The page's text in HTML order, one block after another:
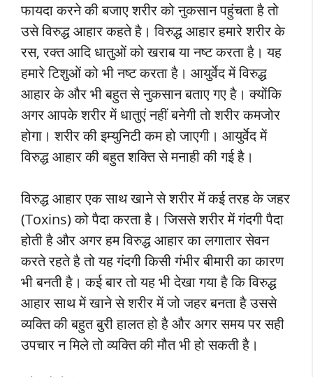
फायदा करने की बजाए शरीर को नुकसान पहुंचता है तो
उसे विरुद्ध आहार कहते है। विरुद्ध आहार हमारे शरीर के
रस, रक्त आदि धातुओं को खराब या नष्ट करता है। यह
हमारे टिशुओं को भी नष्ट करता है। आयुर्वेद में विरुद्ध
आहार के और भी बहुत से नुकसान बताए गए है। क्योंकि
अगर आपके शरीर में धातुएं नहीं बनेगी तो शरीर कमजोर
होगा। शरीर की इम्युनिटी कम हो जाएगी। आयुर्वेद में
विरुद्ध आहार की बहुत शक्ति से मनाही की गई है।
विरुद्ध आहार एक साथ खाने से शरीर में कई तरह के जहर
(Toxins) को पैदा करता है। जिससे शरीर में गंदगी पैदा
होती है और अगर हम विरुद्ध आहार का लगातार सेवन
करते रहते है तो यह गंदगी किसी गंभीर बीमारी का कारण
भी बनती है। कई बार तो यह भी देखा गया है कि विरुद्ध
आहार साथ में खाने से शरीर में जो जहर बनता है उससे
व्यक्ति की बहुत बुरी हालत हो है और अगर समय पर सही
उपचार न मिले तो व्यक्ति की मौत भी हो सकती है।